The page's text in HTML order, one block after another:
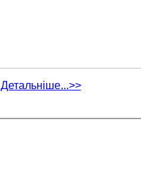
Детальніше...>>